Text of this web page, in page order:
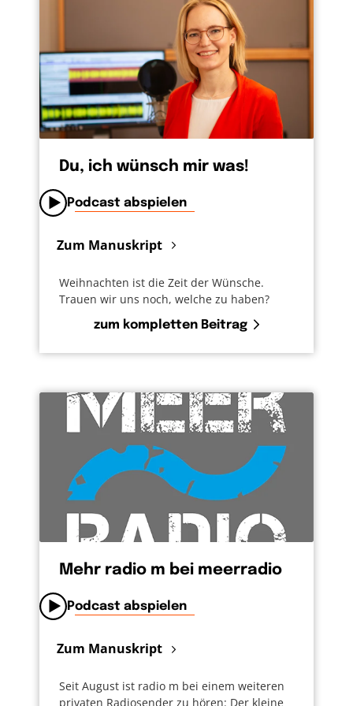
allein und planlos. Schließlich begegnet ihr ein
Engel. Der schickt Hagar zwar zurück in ihre
schwierigen Verhältnisse, sagt ihr aber auch:
Gott hat deinen Hilferuf gehört. Und Hagar
sagt staunend: Du bist der Gott, der mich
anschaut. Keiner, der nur einmal guckt, wenn
wir schreien, sondern einer, der uns wirklich
anschaut, der nach uns schaut. Weil wir ihm
nicht egal sind. Auch dann, wenn wir meinen,
da ist keiner.
Du, ich wünsch mir was!
Podcast abspielen
Zum Manuskript
Weihnachten ist die Zeit der Wünsche.
Trauen wir uns noch, welche zu haben?
zum kompletten Beitrag
Mehr radio m bei meerradio
Podcast abspielen
Zum Manuskript
Seit August ist radio m bei einem weiteren
privaten Radiosender zu hören: Der kleine